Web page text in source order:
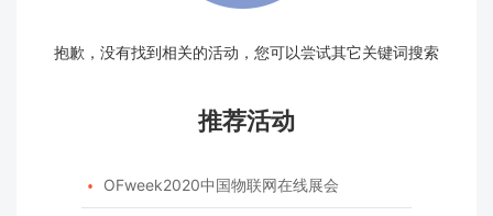
抱歉，没有找到相关的活动，您可以尝试其它关键词搜索
推荐活动
 OFweek2020中国物联网在线展会